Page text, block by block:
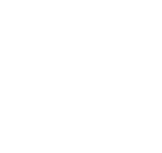
Aquello no era una